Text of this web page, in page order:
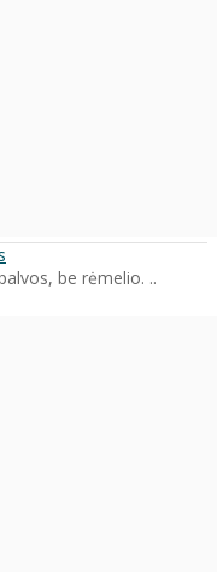
be rėmelio. ..